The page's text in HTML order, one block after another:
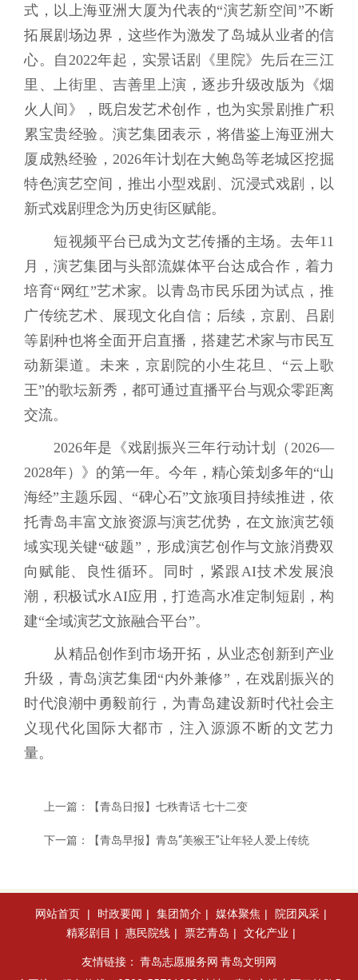
式，以上海亚洲大厦为代表的“演艺新空间”不断
拓展剧场边界，这些作为激发了岛城从业者的信
心。自2022年起，实景话剧《里院》先后在三江
里、上街里、吉善里上演，逐步升级改版为《烟
火人间》，既启发艺术创作，也为实景剧推广积
累宝贵经验。演艺集团表示，将借鉴上海亚洲大
厦成熟经验，2026年计划在大鲍岛等老城区挖掘
特色演艺空间，推出小型戏剧、沉浸式戏剧，以
新式戏剧理念为历史街区赋能。
短视频平台已成为文艺传播的主场。去年11
月，演艺集团与头部流媒体平台达成合作，着力
培育“网红”艺术家。以青岛市民乐团为试点，推
广传统艺术、展现文化自信；后续，京剧、吕剧
等剧种也将全面开启直播，搭建艺术家与市民互
动新渠道。未来，京剧院的小生花旦、“云上歌
王”的歌坛新秀，都可通过直播平台与观众零距离
交流。
2026年是《戏剧振兴三年行动计划（2026—
2028年）》的第一年。今年，精心策划多年的“山
海经”主题乐园、“碑心石”文旅项目持续推进，依
托青岛丰富文旅资源与演艺优势，在文旅演艺领
域实现关键“破题”，形成演艺创作与文旅消费双
向赋能、良性循环。同时，紧跟AI技术发展浪
潮，积极试水AI应用，打造高水准定制短剧，构
建“全域演艺文旅融合平台”。
从精品创作到市场开拓，从业态创新到产业
升级，青岛演艺集团“内外兼修”，在戏剧振兴的
时代浪潮中勇毅前行，为青岛建设新时代社会主
义现代化国际大都市，注入源源不断的文艺力
量。
上一篇： 【青岛日报】七秩青话 七十二变
下一篇： 【青岛早报】青岛“美猴王”让年轻人爱上传统
网站首页 | 时政要闻 | 集团简介 | 媒体聚焦 | 院团风采 |
精彩剧目 | 惠民院线 | 票艺青岛 | 文化产业 |
友情链接： 青岛志愿服务网 青岛文明网